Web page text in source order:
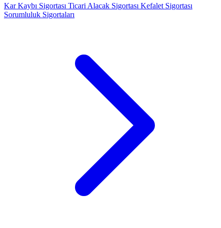
Kar Kaybı Sigortası Ticari Alacak Sigortası Kefalet Sigortası
Sorumluluk Sigortaları